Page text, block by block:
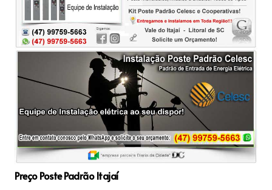
Preço Poste Padrão Itajaí